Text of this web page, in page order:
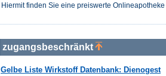
Hiermit finden Sie eine preiswerte
zugangsbeschränkt
Gelbe Liste Wirkstoff Datenbank: Dienogest